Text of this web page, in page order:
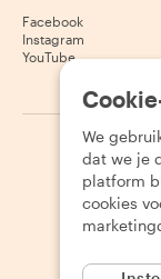
Facebook
Instagram
YouTube
2026
We
dat we je
platform
cookies